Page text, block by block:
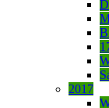
2017